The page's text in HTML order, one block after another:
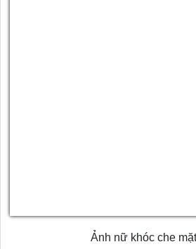
Ảnh nữ khóc che